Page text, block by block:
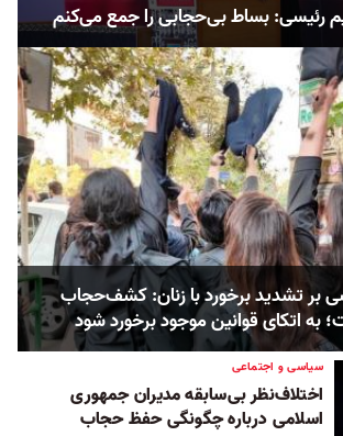
رئیسی: بساط بی‌حجابی را جمع می‌کنم
بر تشدید برخورد با زنان: کشف‌حجاب
به اتکای قوانین موجود برخورد شود
سیاسی و اجتماعی
اختلاف‌نظر بی‌سابقه مدیران جمهوری
اسلامی درباره چگونگی حفظ حجاب